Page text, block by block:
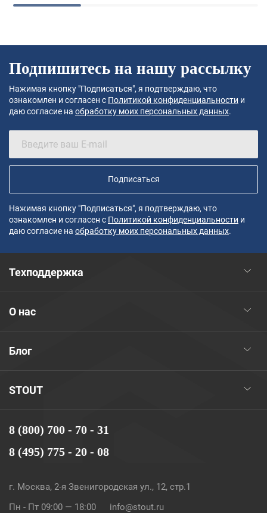
Подпишитесь на нашу рассылку
Нажимая кнопку "Подписаться", я подтверждаю, что
ознакомлен и согласен с Политикой конфиденциальности и
даю согласие на обработку моих персональных данных.
Подписаться
Нажимая кнопку "Подписаться", я подтверждаю, что
ознакомлен и согласен с Политикой конфиденциальности и
даю согласие на обработку моих персональных данных.
8 (800) 700 - 70 - 31
8 (495) 775 - 20 - 08
г. Москва, 2-я Звенигородская ул., 12, стр.1
Пн - Пт 09:00 — 18:00
info@stout.ru
STOUT
Блог
О нас
Техподдержка